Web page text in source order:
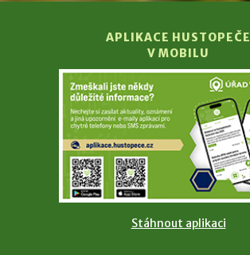
APLIKACE HUSTOPEČE
V MOBILU
Stáhnout aplikaci